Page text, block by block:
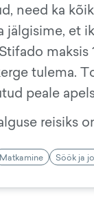
need ka
jälgisime, et
maksis
tulema.
peale
reisiks
Matkamine Söök ja